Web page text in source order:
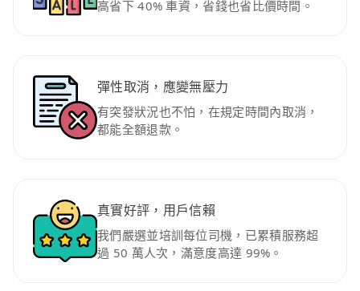
高省下 40% 車資，省錢也省比價時間。
彈性取消，應變無壓力
有突發狀況也不怕，在規定時間內取消，
都能全額退款。
真實好評，用戶信賴
我們嚴選並培訓每位司機，已累積服務超
過 50 萬人次，滿意度高達 99%。